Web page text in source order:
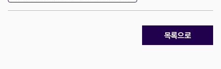
목록으로